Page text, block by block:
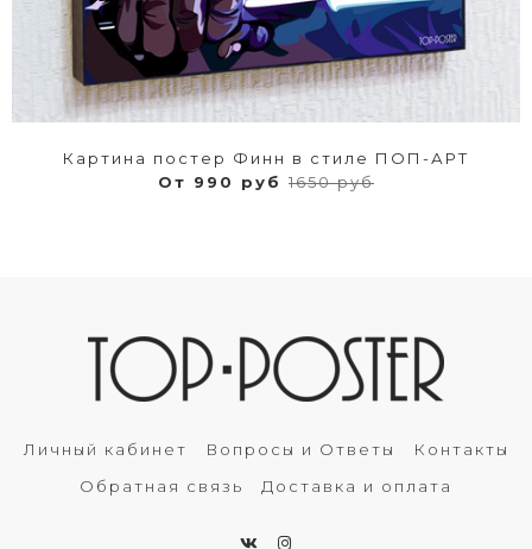
Картина постер Финн в стиле ПОП-АРТ
От 990 руб 1650 руб
Личный кабинет Вопросы и Ответы
Контакты
Обратная связь
Доставка и оплата